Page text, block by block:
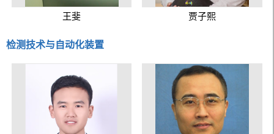
王斐 贾子熙
检测技术与自动化装置